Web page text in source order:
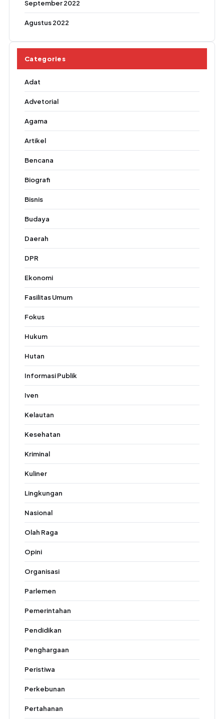
September 2022
Agustus 2022
Categories
Adat
Advetorial
Agama
Artikel
Bencana
Biografi
Bisnis
Budaya
Daerah
DPR
Ekonomi
Fasilitas Umum
Fokus
Hukum
Hutan
Informasi Publik
Iven
Kelautan
Kesehatan
Kriminal
Kuliner
Lingkungan
Nasional
Olah Raga
Opini
Organisasi
Parlemen
Pemerintahan
Pendidikan
Penghargaan
Peristiwa
Perkebunan
Pertahanan